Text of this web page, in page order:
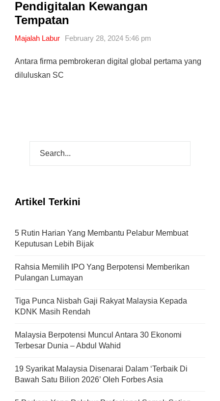
Pendigitalan Kewangan
Tempatan
Majalah Labur February 28, 2024 5:46 pm
Antara firma pembrokeran digital global pertama yang
diluluskan SC
Artikel Terkini
5 Rutin Harian Yang Membantu Pelabur Membuat
Keputusan Lebih Bijak
Rahsia Memilih IPO Yang Berpotensi Memberikan
Pulangan Lumayan
Tiga Punca Nisbah Gaji Rakyat Malaysia Kepada
KDNK Masih Rendah
Malaysia Berpotensi Muncul Antara 30 Ekonomi
Terbesar Dunia – Abdul Wahid
19 Syarikat Malaysia Disenarai Dalam ‘Terbaik Di
Bawah Satu Bilion 2026’ Oleh Forbes Asia